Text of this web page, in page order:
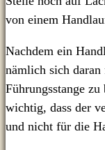
von einem
Nachdem ein
nämlich sich
Führungsstange
wichtig, dass der
und nicht für die